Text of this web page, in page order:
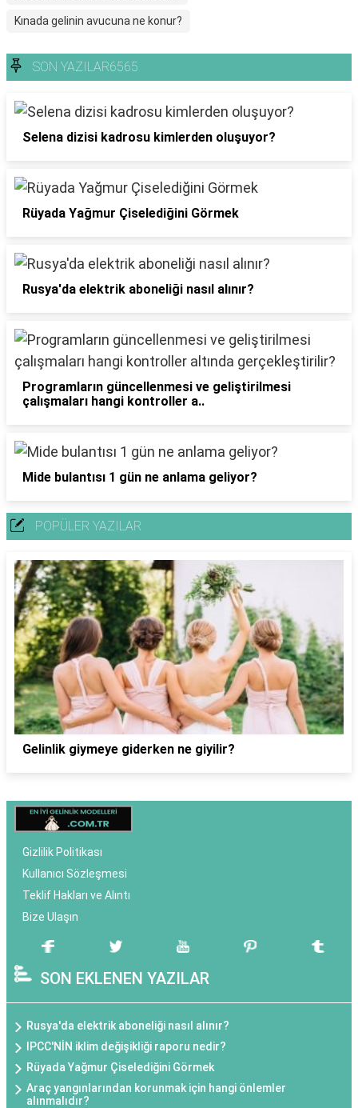
Kınada gelinin avucuna ne konur?
SON YAZILAR6565
Selena dizisi kadrosu kimlerden oluşuyor?
Rüyada Yağmur Çiselediğini Görmek
Rusya'da elektrik aboneliği nasıl alınır?
Programların güncellenmesi ve geliştirilmesi
çalışmaları hangi kontroller a..
Mide bulantısı 1 gün ne anlama geliyor?
POPÜLER YAZILAR
Gelinlik giymeye giderken ne giyilir?
Gizlilik Politikası
Kullanıcı Sözleşmesi
Teklif Hakları ve Alıntı
Bize Ulaşın
SON EKLENEN YAZILAR
Rusya'da elektrik aboneliği nasıl alınır?
IPCC'NİN iklim değişikliği raporu nedir?
Rüyada Yağmur Çiselediğini Görmek
Araç yangınlarından korunmak için hangi önlemler
alınmalıdır?